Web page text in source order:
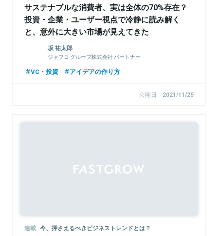
サステナブルな消費者、実は全体の70%存在？
投資・企業・ユーザー視点で冷静に読み解く
と、意外に大きい市場が見えてきた
坂 祐太郎
ジャフコ グループ株式会社 パートナー
VC・投資 アイデアの作り方
公開日 2021/11/25
連載 今、押さえるべきビジネストレンドとは？